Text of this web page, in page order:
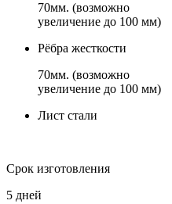
70мм. (возможно
увеличение до 100 мм)
Рёбра жесткости
70мм. (возможно
увеличение до 100 мм)
Лист стали
Срок изготовления
5 дней